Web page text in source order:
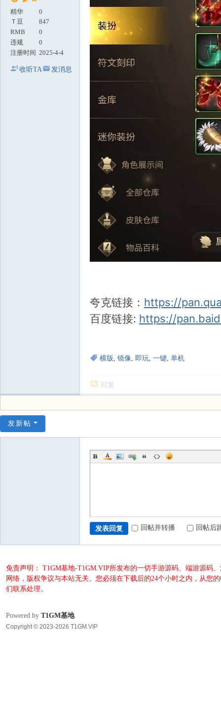
精华
0
Ｔ豆
847
RMB
0
违规
0
注册时间 2025-4-4
收听TA 发消息
夸克链接： https://
百度链接: https://
横版 , 镜像, 即玩, 一键, 单机
回复
发新帖
发表回复 回帖并转播 回帖后
免责声明： T1GM基地-T1GM.VIP所发布的一切手游源码、端游源码
网络，版权争议与本站无关。您必须在下载后的24个小时之内，从您
们联系处理。
Powered by T1GM基地
Copyright © 2023-2026 T1GM.VIP